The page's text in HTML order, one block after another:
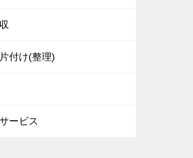
付け(整理)
ービス